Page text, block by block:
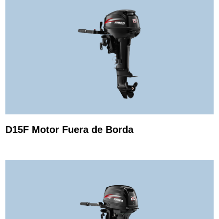
D15F Motor Fuera de Borda